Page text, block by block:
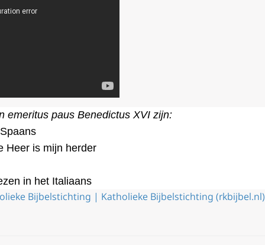
emeritus paus Benedictus XVI zijn:
Heer is mijn herder
in het Italiaans
Bijbelstichting | Katholieke Bijbelstichting (rkbijbel.nl)